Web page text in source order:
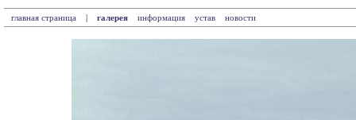
главная страница галерея информация устав новости